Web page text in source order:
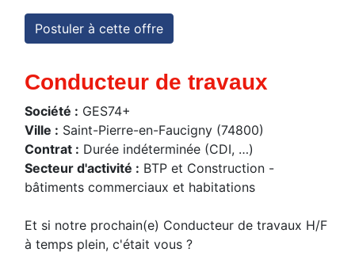
Postuler à cette offre
Conducteur de travaux
Société : GES74+
Ville : Saint-Pierre-en-Faucigny (74800)
Contrat : Durée indéterminée (CDI, …)
Secteur d'activité : BTP et Construction -
bâtiments commerciaux et habitations
Et si notre prochain(e) Conducteur de travaux H/F
à temps plein, c'était vous ?